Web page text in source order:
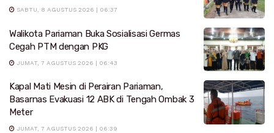
SABTU, 8 AGUSTUS 2026 | 06:37
Walikota Pariaman Buka Sosialisasi Germas
Cegah PTM dengan PKG
JUMAT, 7 AGUSTUS 2026 | 06:43
Kapal Mati Mesin di Perairan Pariaman,
Basarnas Evakuasi 12 ABK di Tengah Ombak 3
Meter
JUMAT, 7 AGUSTUS 2026 | 06:39